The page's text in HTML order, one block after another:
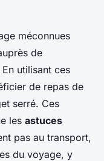
méconnues
de
utilisant ces
de repas de
serré. Ces
les astuces
pas au transport,
du voyage, y